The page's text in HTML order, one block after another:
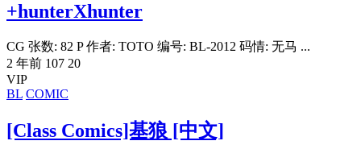
+hunterXhunter
CG 张数: 82 P 作者: TOTO 编号: BL-2012 码情: 无马 ...
2 年前 107 20
VIP
BL COMIC
[Class Comics]基狼 [中文]